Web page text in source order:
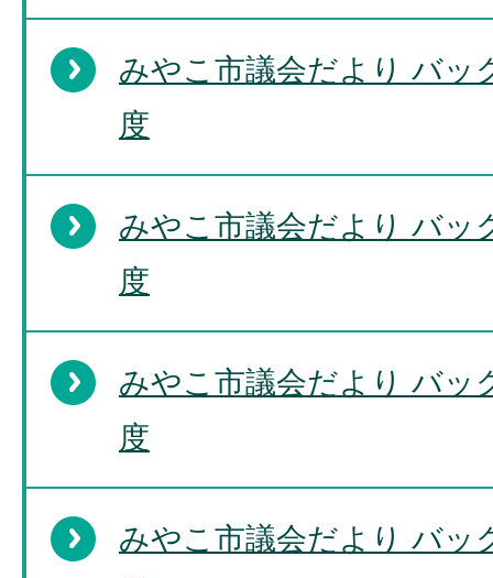
みやこ市議会だより バッ
度
みやこ市議会だより バッ
度
みやこ市議会だより バッ
度
みやこ市議会だより バッ